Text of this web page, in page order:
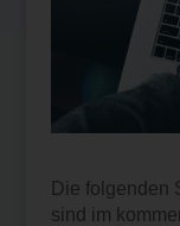
Die folgenden
sind im